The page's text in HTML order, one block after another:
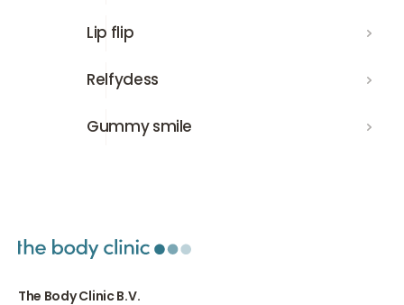
Lip flip
Relfydess
Gummy smileGummy smile
The Body Clinic B.V.